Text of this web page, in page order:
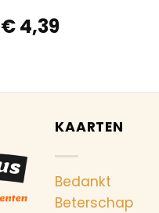
€4,39
KAARTEN
Bedankt
Beterschap